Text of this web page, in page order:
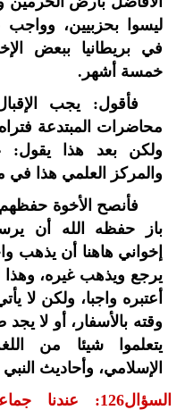
ليسوا بحزبيين، وواجب
في بريطانيا ببعض
خمسة أشهر.
فأقول: يجب
محاضرات المبتدعة
ولكن بعد هذا يقول:
والمركز العلمي هذا في
فأنصح الأخوة
باز حفظه الله أن
إخواني هاهنا أن يذهب
يرجع ويذهب غيره،
أعتبره واجبا، ولكن لا
وقته بالأسفار، أو لا
يتعلموا شيئا من
الإسلامي، وأحاديث النبي
السؤال126: